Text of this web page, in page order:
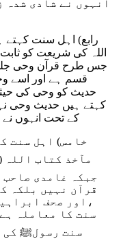
انہوں نے شادی شدہ
رابع) اہل سنت کہتے
اللہ کی شریعت کو
جس طرح قرآن وحی
قسم ہے اور اسے
حدیث کو وحی کی
کہتے ہیں حدیث وحی
کے تحت انہوں نے
خامس) اہل سنت
مآخذ کتاب
جبکہ غامدی
قرآن نہیں بلکہ
،اور صحف
سنت کا معاملہ
سنت رسولﷺ کی